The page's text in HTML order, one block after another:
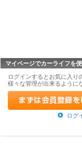
マイページでカーライフを
ログインするとお気に入り
様々な管理が出来るように
ログ